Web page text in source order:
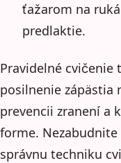
ťažarom na
predlaktie.
Pravidelné cvičenie
posilnenie zápästia
prevencii zranení a
forme.
správnu techniku